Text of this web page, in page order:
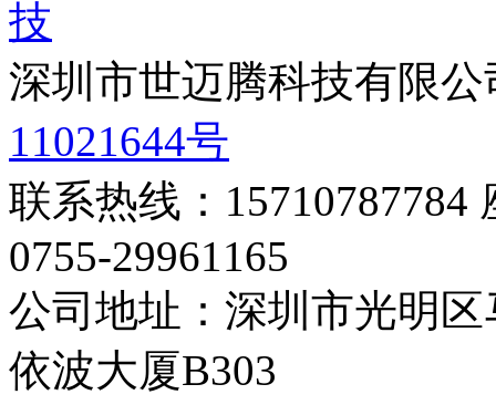
深圳市世迈腾科技有限
11021644号
联系热线：15710787784
0755-29961165
公司地址：深圳市光明
依波大厦B303